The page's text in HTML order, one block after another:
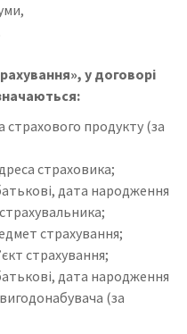
у договорі
страхового продукту (за
страховика;
дата народження
страхування;
страхування;
дата народження
(за